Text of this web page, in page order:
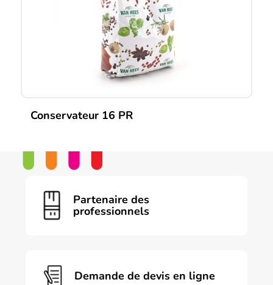
Conservateur 16 PR
Partenaire des
professionnels
Demande de devis en ligne